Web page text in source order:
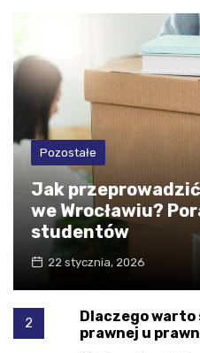
Pozostałe
Jak
we Wrocławiu?
studentów
22 stycznia, 2026
2
Dlaczego
prawnej u